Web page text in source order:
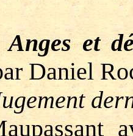
Anges et
Daniel